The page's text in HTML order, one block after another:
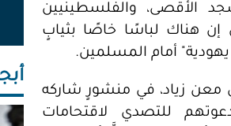
الأقصى، والفلسطينيين
إن هناك لباسًا خاصًا بثيابٍ
يهودية" أمام المسلمين.
زياد، في منشورٍ شاركه
للتصدي لاقتحامات